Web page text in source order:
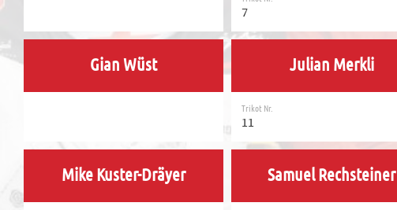
7
Gian Wüst Julian Merkli
Trikot Nr.
11
Mike Kuster-Dräyer Samuel Rechsteiner